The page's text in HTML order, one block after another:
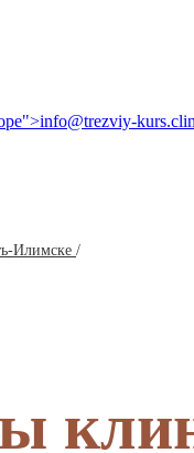
info@trezviy-
Илимске /